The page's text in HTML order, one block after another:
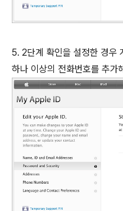
5. 2단계 확인을 설정한 경우
하나 이상의 전화번호를 추